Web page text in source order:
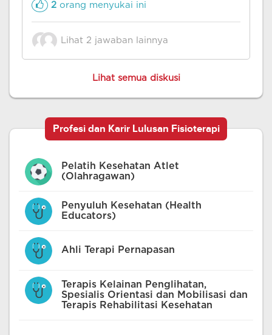
2 orang menyukai ini
Lihat 2 jawaban lainnya
Lihat semua diskusi
Profesi dan Karir Lulusan Fisioterapi
Pelatih Kesehatan Atlet
(Olahragawan)
Penyuluh Kesehatan (Health
Educators)
Ahli Terapi Pernapasan
Terapis Kelainan Penglihatan,
Spesialis Orientasi dan Mobilisasi dan
Terapis Rehabilitasi Kesehatan